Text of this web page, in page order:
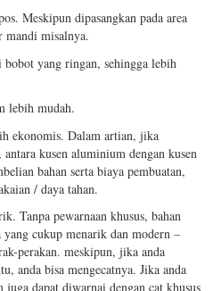
Meskipun dipasangkan pada area
mandi misalnya.
yang ringan, sehingga lebih
lebih mudah.
ekonomis. Dalam artian, jika
kusen aluminium dengan kusen
bahan serta biaya pembuatan,
/ daya tahan.
Tanpa pewarnaan khusus, bahan
cukup menarik dan modern –
perakan. meskipun, jika anda
anda bisa mengecatnya. Jika anda
dapat diwarnai dengan cat khusus